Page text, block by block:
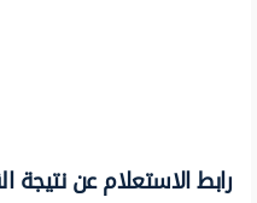
رابط الاستعلام عن